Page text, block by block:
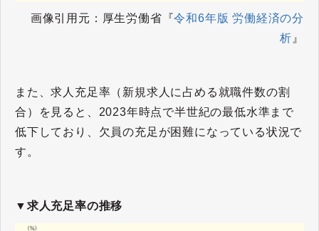
画像引用元：厚生労働省『令和6年版 労働経済の分
析 』
また、求人充足率（新規求人に占める就職件数の割
合）を見ると、2023年時点で半世紀の最低水準まで
低下しており、欠員の充足が困難になっている状況で
す。
▼求人充足率の推移